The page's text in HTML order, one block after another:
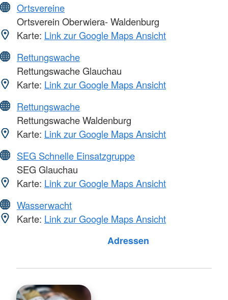
Ortsvereine
Ortsverein Oberwiera- Waldenburg
Karte: Link zur Google Maps Ansicht
Rettungswache
Rettungswache Glauchau
Karte: Link zur Google Maps Ansicht
Rettungswache
Rettungswache Waldenburg
Karte: Link zur Google Maps Ansicht
SEG Schnelle Einsatzgruppe
SEG Glauchau
Karte: Link zur Google Maps Ansicht
Wasserwacht
Karte: Link zur Google Maps Ansicht
Adressen